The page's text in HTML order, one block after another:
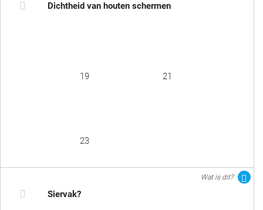
Dichtheid van houten schermen
19 21
23
Wat is dit?
Siervak?